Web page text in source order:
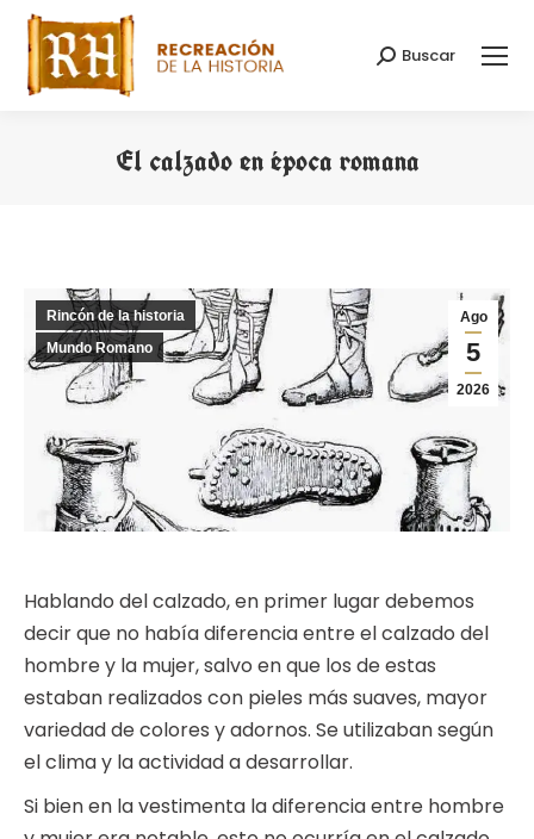
Buscar:
Buscar
El calzado en época romana
Ago
5
2026
Rincón de la historia
Mundo Romano
Hablando del calzado, en primer lugar debemos
decir que no había diferencia entre el calzado del
hombre y la mujer, salvo en que los de estas
estaban realizados con pieles más suaves, mayor
variedad de colores y adornos. Se utilizaban según
el clima y la actividad a desarrollar.
Si bien en la vestimenta la diferencia entre hombre